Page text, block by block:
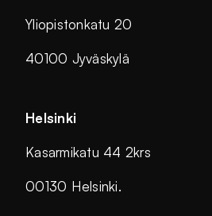
Yliopistonkatu 20
40100 Jyväskylä
Helsinki
Kasarmikatu 44 2krs
00130 Helsinki.